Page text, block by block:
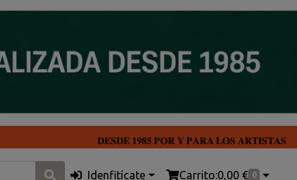
𝐃𝐄𝐒𝐃𝐄 𝟏𝟗𝟖𝟓 𝐏𝐎𝐑 𝐘 𝐏𝐀𝐑𝐀 𝐋𝐎𝐒 𝐀𝐑𝐓𝐈𝐒𝐓𝐀𝐒
Idenfitícate Carrito:0,00 € 0